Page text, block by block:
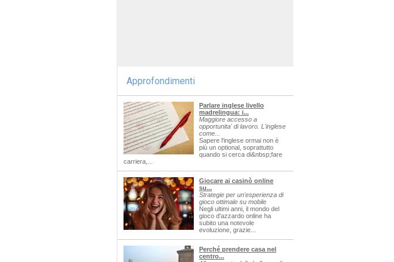
Approfondimenti
Parlare inglese livello
madrelingua: i...
Maggiore accesso a
opportunita' di lavoro. L'inglese
come...
Sapere l'inglese ormai non è
più un optional, soprattutto
quando si cerca di&nbsp;fare
carriera,...
Giocare ai casinò online
su...
Strategie per un'esperienza di
gioco ottimale su mobile
Negli ultimi anni, il mondo del
gioco d'azzardo online ha
subito una notevole
evoluzione, grazie...
Perché prendere casa nel
centro...